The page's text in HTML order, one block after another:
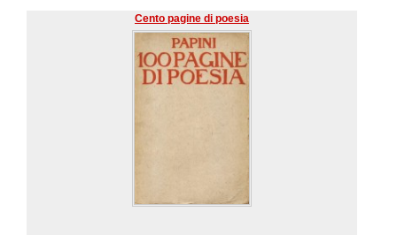
Cento pagine di poesia